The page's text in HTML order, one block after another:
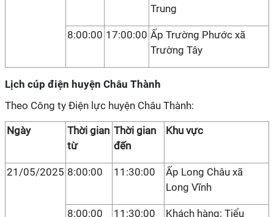
Trung
8:00:00 17:00:00 Ấp Trường Phước xã
Trường Tây
Lịch cúp điện huyện Châu Thành
Theo Công ty Điện lực huyện Châu Thành:
Ngày
Thời gian
từ
Thời gian
đến
Khu vực
21/05/2025 8:00:00 11:30:00
Ấp Long Châu xã
Long Vĩnh
8:00:00 11:30:00
Khách hàng: Tiểu